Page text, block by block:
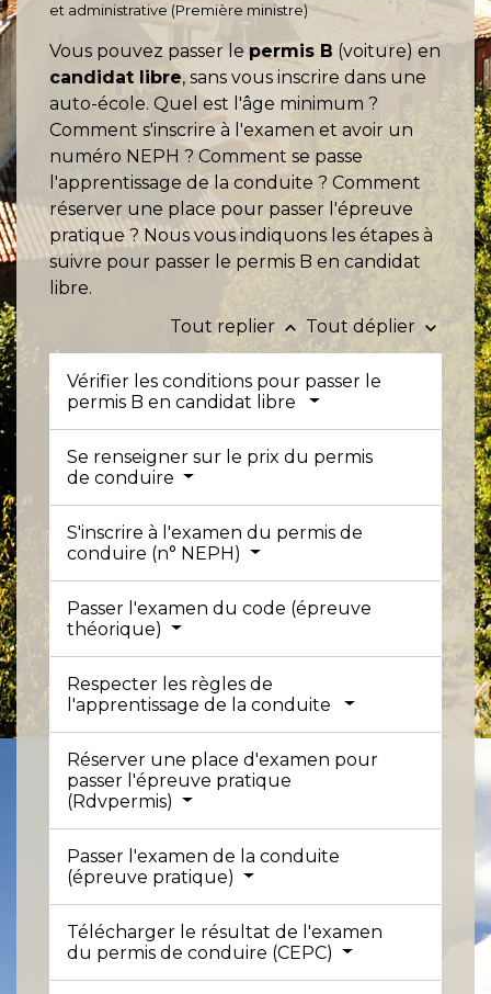
et administrative (Première ministre)
Vous pouvez passer le permis B (voiture) en
candidat libre, sans vous inscrire dans une
auto-école. Quel est l'âge minimum ?
Comment s'inscrire à l'examen et avoir un
numéro NEPH ? Comment se passe
l'apprentissage de la conduite ? Comment
réserver une place pour passer l'épreuve
pratique ? Nous vous indiquons les étapes à
suivre pour passer le permis B en candidat
libre.
Tout replier keyboard_arrow_up Tout déplier keyboard_arrow_down
Vérifier les conditions pour passer le
permis B en candidat libre
Se renseigner sur le prix du permis
de conduire
S'inscrire à l'examen du permis de
conduire (n° NEPH)
Passer l'examen du code (épreuve
théorique)
Respecter les règles de
l'apprentissage de la conduite
Réserver une place d'examen pour
passer l'épreuve pratique
(Rdvpermis)
Passer l'examen de la conduite
(épreuve pratique)
Télécharger le résultat de l'examen
du permis de conduire (CEPC)